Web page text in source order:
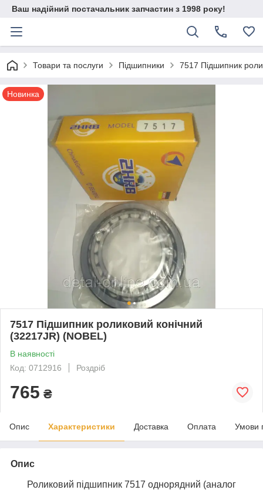
Ваш надійний постачальник запчастин з 1998 року!
Товари та послуги Підшипники 7517 Підшипник
Новинка
7517 Підшипник роликовий конічний
(32217JR) (NOBEL)
В наявності
Код: 0712916
Роздріб
765 ₴
Опис Характеристики Доставка Оплата Умови
Опис
Роликовий підшипник 7517 однорядний (аналог